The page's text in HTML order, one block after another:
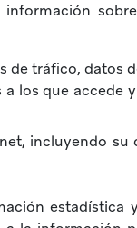
de tráfico, datos
los que accede
incluyendo su
estadística